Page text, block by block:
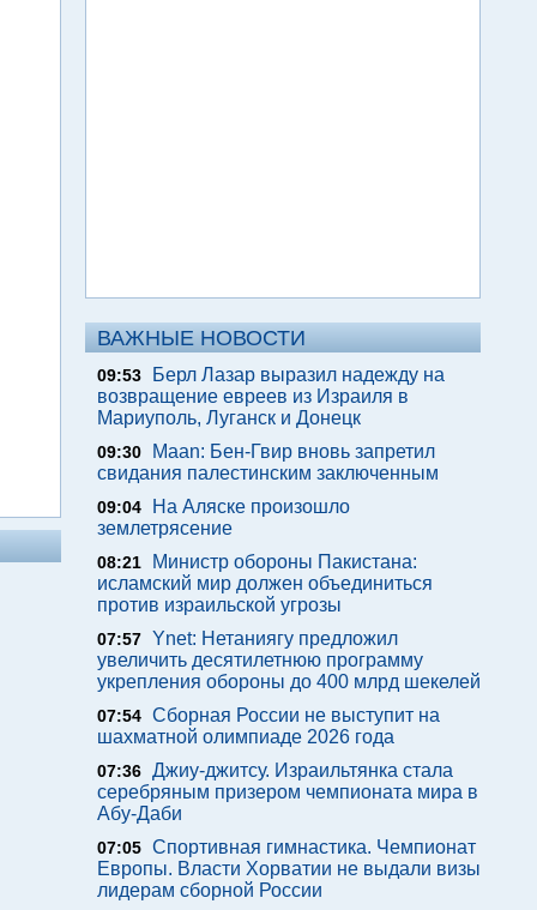
ВАЖНЫЕ НОВОСТИ
09:53
Берл Лазар выразил надежду на
возвращение евреев из Израиля в
Мариуполь, Луганск и Донецк
09:30
Maan: Бен-Гвир вновь запретил
свидания палестинским заключенным
09:04
На Аляске произошло
землетрясение
08:21
Министр обороны Пакистана:
исламский мир должен объединиться
против израильской угрозы
07:57 Ynet: Нетаниягу предложил
увеличить десятилетнюю программу
укрепления обороны до 400 млрд шекелей
07:54 Сборная России не выступит на
шахматной олимпиаде 2026 года
07:36 Джиу-джитсу. Израильтянка стала
серебряным призером чемпионата мира в
Абу-Даби
07:05 Спортивная гимнастика. Чемпионат
Европы. Власти Хорватии не выдали визы
лидерам сборной России